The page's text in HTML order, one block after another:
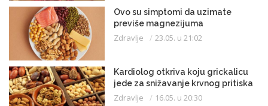
Ovo su simptomi da uzimate
previše magnezijuma
Zdravlje 23.05. u 21:02
Kardiolog otkriva koju grickalicu
jede za snižavanje krvnog pritiska
Zdravlje 16.05. u 20:30